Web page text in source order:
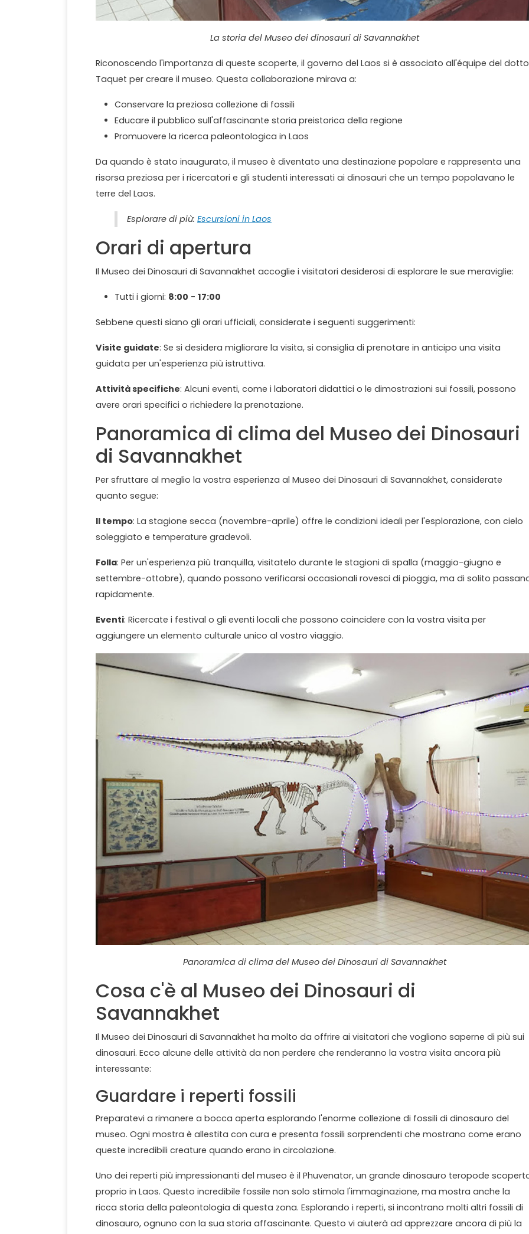
La storia del Museo dei dinosauri di Savannakhet
Riconoscendo l'importanza di queste scoperte, il governo del Laos si è associato all'équipe del
Taquet per creare il museo. Questa collaborazione mirava a:
Conservare la preziosa collezione di fossili
Educare il pubblico sull'affascinante storia preistorica della regione
Promuovere la ricerca paleontologica in Laos
Da quando è stato inaugurato, il museo è diventato una destinazione popolare e rappresenta una
risorsa preziosa per i ricercatori e gli studenti interessati ai dinosauri che un tempo popolavano le
terre del Laos.
Esplorare di più: Escursioni in Laos
Orari di apertura
Il Museo dei Dinosauri di Savannakhet accoglie i visitatori desiderosi di esplorare le sue meraviglie:
Tutti i giorni: 8:00 - 17:00
Sebbene questi siano gli orari ufficiali, considerate i seguenti suggerimenti:
Visite guidate: Se si desidera migliorare la visita, si consiglia di prenotare in anticipo una visita
guidata per un'esperienza più istruttiva.
Attività specifiche: Alcuni eventi, come i laboratori didattici o le dimostrazioni sui fossili, possono
avere orari specifici o richiedere la prenotazione.
Panoramica di clima del Museo dei Dinosauri
di Savannakhet
Per sfruttare al meglio la vostra esperienza al Museo dei Dinosauri di Savannakhet, considerate
quanto segue:
Il tempo: La stagione secca (novembre-aprile) offre le condizioni ideali per l'esplorazione, con cielo
soleggiato e temperature gradevoli.
Folla: Per un'esperienza più tranquilla, visitatelo durante le stagioni di spalla (maggio-giugno e
settembre-ottobre), quando possono verificarsi occasionali rovesci di pioggia, ma di solito
rapidamente.
Eventi: Ricercate i festival o gli eventi locali che possono coincidere con la vostra visita per
aggiungere un elemento culturale unico al vostro viaggio.
Panoramica di clima del Museo dei Dinosauri di Savannakhet
Cosa c'è al Museo dei Dinosauri di
Savannakhet
Il Museo dei Dinosauri di Savannakhet ha molto da offrire ai visitatori che vogliono saperne di più sui
dinosauri. Ecco alcune delle attività da non perdere che renderanno la vostra visita ancora più
interessante:
Guardare i reperti fossili
Preparatevi a rimanere a bocca aperta esplorando l'enorme collezione di fossili di dinosauro del
museo. Ogni mostra è allestita con cura e presenta fossili sorprendenti che mostrano come erano
queste incredibili creature quando erano in circolazione.
Uno dei reperti più impressionanti del museo è il Phuvenator, un grande dinosauro teropode
proprio in Laos. Questo incredibile fossile non solo stimola l'immaginazione, ma mostra anche la
ricca storia della paleontologia di questa zona. Esplorando i reperti, si incontrano molti altri fossili di
dinosauro, ognuno con la sua storia affascinante. Questo vi aiuterà ad apprezzare ancora di più la